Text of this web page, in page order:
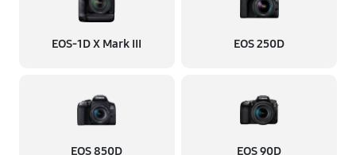
EOS‑1D X Mark III EOS 250D
EOS 850D EOS 90D